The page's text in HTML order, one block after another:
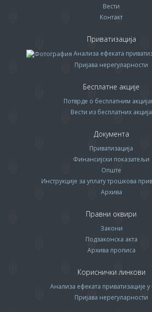
Вести
Контакт
Приватизација
Анализа ефеката
Пријава нерегуларности
Бесплатне акције
Потврде о бесплатним
Вести из бесплатних акција
Документа
Приватизација
Финансијски показатељи
Опште
Инструкције за уплату трошкова
Архива
Правни оквири
Закони
Подзаконска акта
Архива прописa
Кориснички линкови
Анализа ефеката приватизације
Пријава нерегуларности